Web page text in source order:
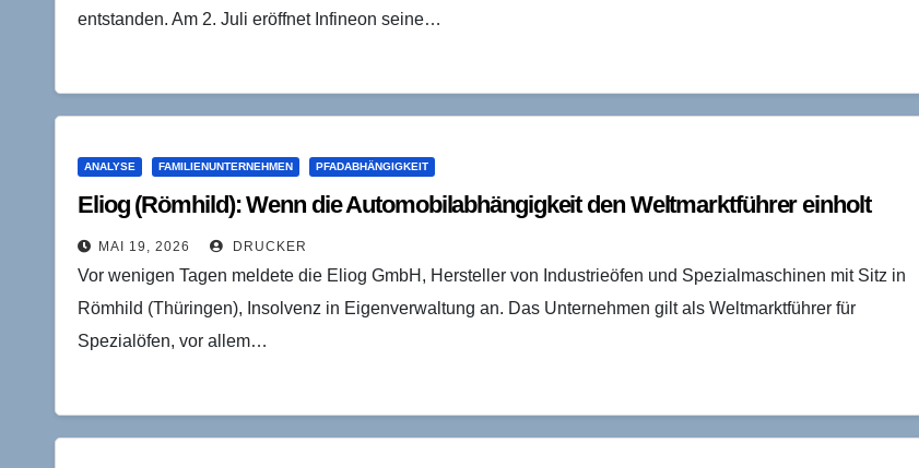
entstanden. Am 2. Juli eröffnet Infineon seine…
ANALYSE FAMILIENUNTERNEHMEN PFADABHÄNGIGKEIT
Eliog (Römhild): Wenn die Automobilabhängigkeit den Weltmarktführer einholt
MAI 19, 2026 DRUCKER
Vor wenigen Tagen meldete die Eliog GmbH, Hersteller von Industrieöfen und Spezialmaschinen mit Sitz in
Römhild (Thüringen), Insolvenz in Eigenverwaltung an. Das Unternehmen gilt als Weltmarktführer für
Spezialöfen, vor allem…